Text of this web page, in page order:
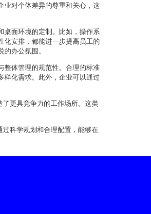
业对个体差异的尊重和关心，这
桌面环境的定制。比如，操作系
化安排，都能进一步提高员工的
办公氛围。
整体管理的规范性。合理的标准
样化需求。此外，企业可以通过
更具竞争力的工作场所。这类
科学规划和合理配置，能够在